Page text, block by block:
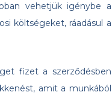
vehetjük igénybe a
költségeket, ráadásul a
fizet a szerződésben
amit a munkából